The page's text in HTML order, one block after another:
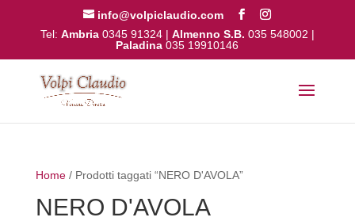
info@volpiclaudio.com
Tel: Ambria 0345 91324| Almenno S.B. 035 548002 |
Paladina 035 19910146
Home/ Prodotti taggati “NERO D'AVOLA”
NERO D'AVOLA